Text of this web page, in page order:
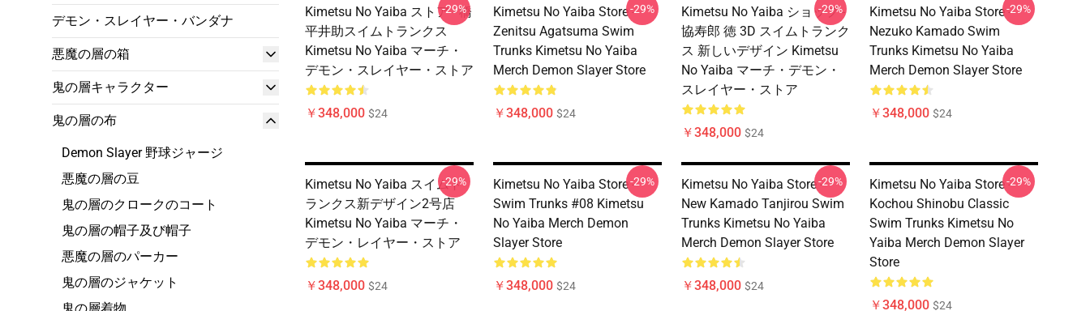
デモン・スレイヤー・バンダナ
悪魔の層の箱
鬼の層キャラクター
鬼の層の布
Demon Slayer 野球ジャージ
悪魔の層の豆
鬼の層のクロークのコート
鬼の層の帽子及び帽子
悪魔の層のパーカー
鬼の層のジャケット
Kimetsu No Yaiba ストア - 橋
平井助スイムトランクス
Kimetsu No Yaiba マーチ・
デモン・スレイヤー・ストア
￥348,000 $24
-29%
Kimetsu No Yaiba Store -
Zenitsu Agatsuma Swim
Trunks Kimetsu No Yaiba
Merch Demon Slayer Store
￥348,000 $24
-29%
Kimetsu No Yaiba ショップ -
協寿郎 徳 3D スイムトランク
ス 新しいデザイン Kimetsu
No Yaiba マーチ・デモン・
スレイヤー・ストア
￥348,000 $24
-29%
Kimetsu No Yaiba Store -
Nezuko Kamado Swim
Trunks Kimetsu No Yaiba
Merch Demon Slayer Store
￥348,000 $24
-29%
Kimetsu No Yaiba スイムト
ランクス新デザイン2号店
Kimetsu No Yaiba マーチ・
デモン・レイヤー・ストア
￥348,000 $24
-29%
Kimetsu No Yaiba Store -
Swim Trunks #08 Kimetsu
No Yaiba Merch Demon
Slayer Store
￥348,000 $24
-29%
Kimetsu No Yaiba Store -
New Kamado Tanjirou Swim
Trunks Kimetsu No Yaiba
Merch Demon Slayer Store
￥348,000 $24
-29%
Kimetsu No Yaiba Store -
Kochou Shinobu Classic
Swim Trunks Kimetsu No
Yaiba Merch Demon Slayer
Store
￥348,000 $24
-29%